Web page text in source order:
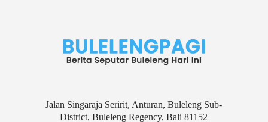
Jalan Singaraja Seririt, Anturan, Buleleng Sub-
District, Buleleng Regency, Bali 81152